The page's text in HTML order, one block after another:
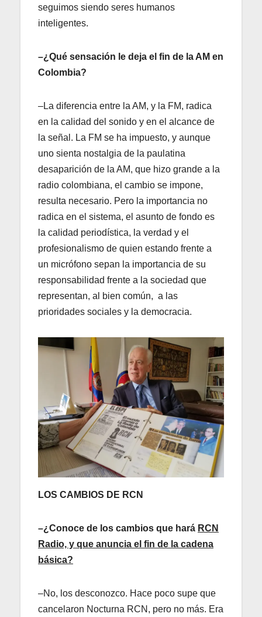
seguimos siendo seres humanos
inteligentes.
–¿Qué sensación le deja el fin de la AM en
Colombia?
–La diferencia entre la AM, y la FM, radica
en la calidad del sonido y en el alcance de
la señal. La FM se ha impuesto, y aunque
uno sienta nostalgia de la paulatina
desaparición de la AM, que hizo grande a la
radio colombiana, el cambio se impone,
resulta necesario. Pero la importancia no
radica en el sistema, el asunto de fondo es
la calidad periodística, la verdad y el
profesionalismo de quien estando frente a
un micrófono sepan la importancia de su
responsabilidad frente a la sociedad que
representan, al bien común, a las
prioridades sociales y la democracia.
LOS CAMBIOS DE RCN
–¿Conoce de los cambios que hará RCN
Radio, y que anuncia el fin de la cadena
básica?
–No, los desconozco. Hace poco supe que
cancelaron Nocturna RCN, pero no más. Era